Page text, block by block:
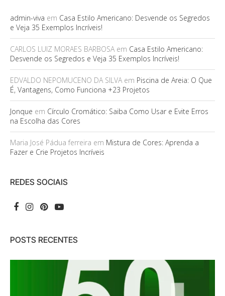
admin-viva em Casa Estilo Americano: Desvende os Segredos
e Veja 35 Exemplos Incríveis!
CARLOS LUIZ MORAES BARBOSAem Casa Estilo Americano:
Desvende os Segredos e Veja 35 Exemplos Incríveis!
EDVALDO NEPOMUCENO DA SILVAem Piscina de Areia: O Que
É, Vantagens, Como Funciona +23 Projetos
Jonque em Círculo Cromático: Saiba Como Usar e Evite Erros
na Escolha das Cores
Maria José Pádua ferreira em Mistura de Cores: Aprenda a
Fazer e Crie Projetos Incríveis
REDES SOCIAIS
POSTS RECENTES